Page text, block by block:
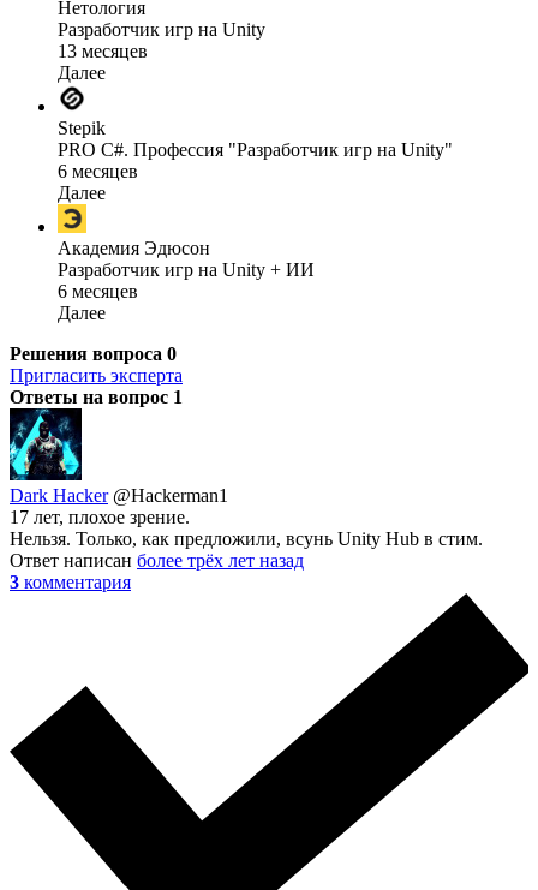
Нетология
Разработчик игр на Unity
13 месяцев
Далее
Stepik
PRO C#. Профессия "Разработчик игр на Unity"
6 месяцев
Далее
Академия Эдюсон
Разработчик игр на Unity + ИИ
6 месяцев
Далее
Решения вопроса 0
Пригласить эксперта
Ответы на вопрос 1
Dark Hacker @Hackerman1
17 лет, плохое зрение.
Нельзя. Только, как предложили, всунь Unity Hub в стим.
Ответ написан более трёх лет назад
3 комментария